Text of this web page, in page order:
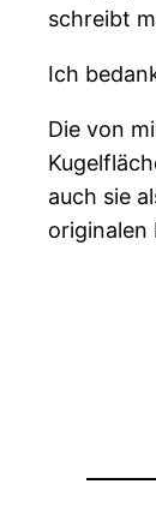
schreibt
Ich
Die von
auch sie
originalen